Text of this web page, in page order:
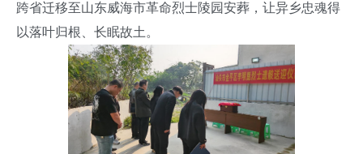
跨省迁移至山东威海市革命烈士陵园安葬，让异乡忠魂得
以落叶归根、长眠故土。